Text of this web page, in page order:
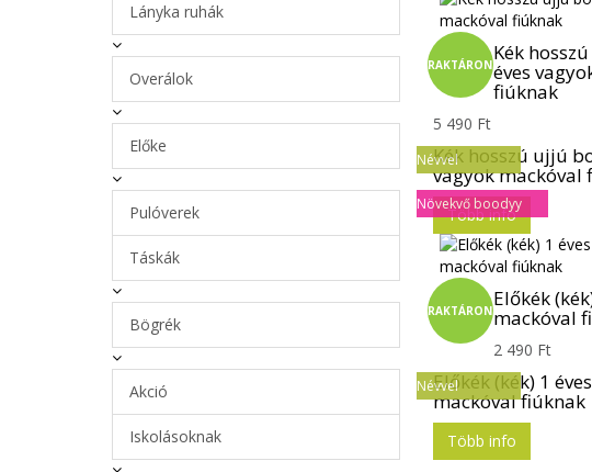
Lányka ruhák
Overálok
Előke
Pulóverek
Táskák
Bögrék
Akció
Iskolásoknak
Névvel
Növekvő boodyy
RAKTÁRONKék
éves
fiúknak
5 490 Ft
Kék hosszú ujjú
vagyok mackóval
Több info
Névvel
RAKTÁRONElőkék
mackóval
2 490 Ft
Előkék (kék) 1
mackóval fiúknak
Több info